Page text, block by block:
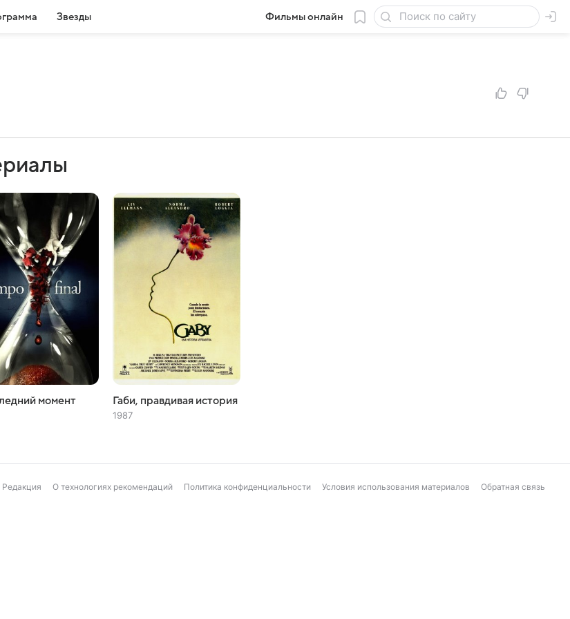
Звезды Фильмы онлайн
момент Габи, правдивая история
1987
Редакция О технологиях рекомендаций Политика конфиденциальности Условия использования материалов Обратная связь